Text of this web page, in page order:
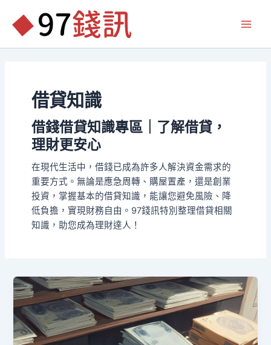
要
借貸知識
借錢借貸知識專區｜了解借貸，
理財更安心
在現代生活中，借錢已成為許多人解決資金需求的
重要方式。無論是應急周轉、購屋置產，還是創業
投資，掌握基本的借貸知識，能讓您避免風險、降
低負擔，實現財務自由。97錢訊特別整理借貸相關
知識，助您成為理財達人！